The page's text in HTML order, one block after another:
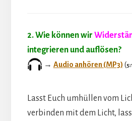
2.Wie können wir
integrieren und auflösen?
→ Audio anhören (MP3) (
Lasst Euch umhüllen vom
verbinden mit dem Licht,